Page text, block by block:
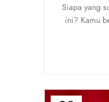
Siapa yang
ini? Kamu